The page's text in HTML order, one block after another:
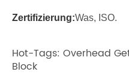
Zertifizierung:Was, ISO.
Hot-Tags: Overhead
Block